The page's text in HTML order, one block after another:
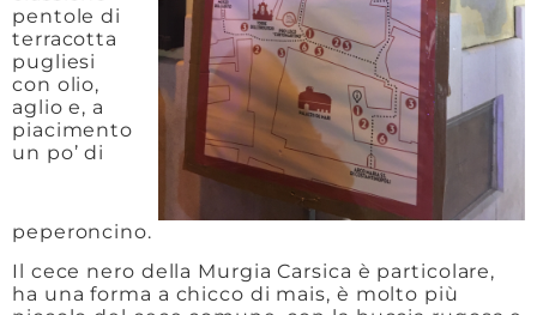
pentole di
terracotta
pugliesi
con olio,
aglio e, a
piacimento
un po’ di
peperoncino.
Il cece nero della Murgia Carsica è particolare,
ha una forma a chicco di mais, è molto più